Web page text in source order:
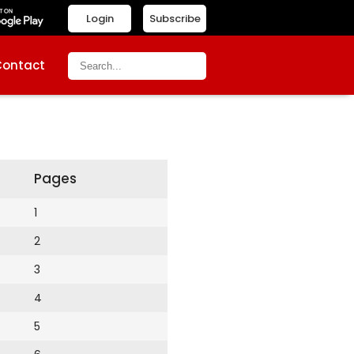
Subscribe
Login
Pages
1
2
3
4
5